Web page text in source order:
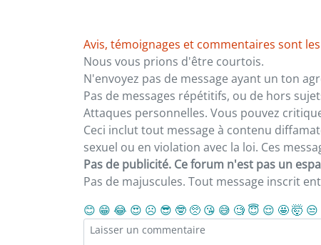
Avis, témoignages et commentaires sont
Nous vous prions d'être courtois.
N'envoyez pas de message ayant un ton
Pas de messages répétitifs, ou de hors
Attaques personnelles. Vous pouvez
Ceci inclut tout message à contenu
sexuel ou en violation avec la loi. Ces
Pas de publicité. Ce forum n'est pas un
Pas de majuscules. Tout message inscrit
😊 😁 😂 😍 ☹️ 😎 🤓 🥺 😘 😅 🧐 😇 😌 🤩🤯 😒